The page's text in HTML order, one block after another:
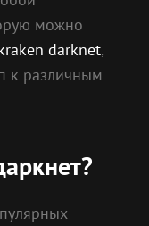
можно
darknet,
к различным